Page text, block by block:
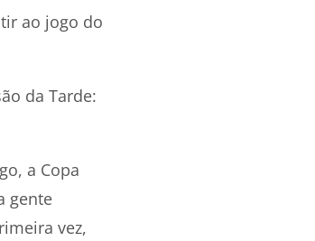
ao jogo do
da Tarde:
a Copa
gente
vez,